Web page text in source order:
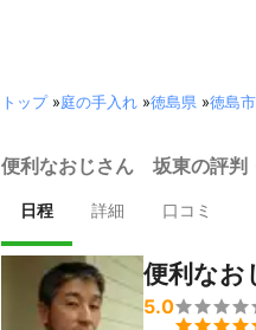
トップ»庭の手入れ »徳島県 »徳島市
便利なおじさん 坂東の評判
日程 詳細 口コミ
便利な
5.0